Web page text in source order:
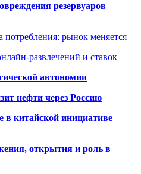
резервуаров
потребления: рынок меняется
развлечений и ставок
автономии
нефти через Россию
в китайской инициативе
открытия и роль в